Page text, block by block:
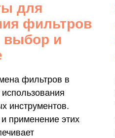
для
фильтров
выбор и
фильтров в
использования
инструментов.
применение этих